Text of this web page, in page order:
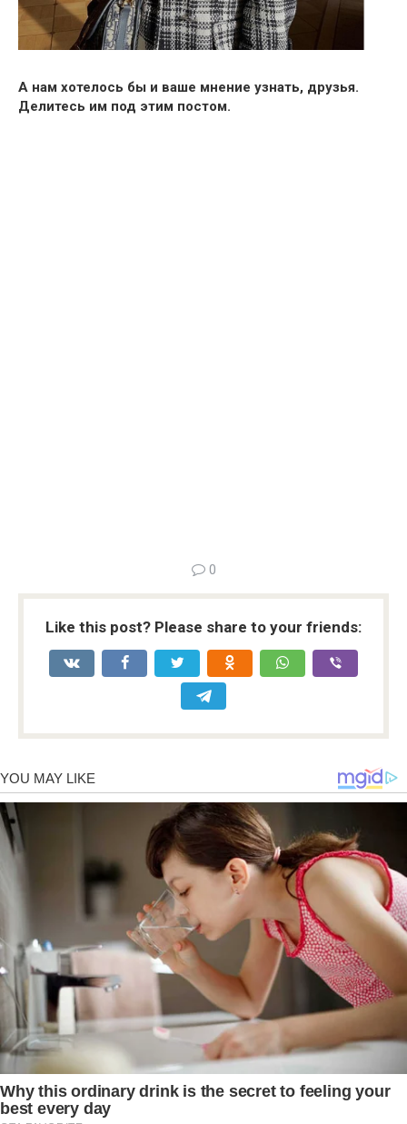
А нам хотелось бы и ваше мнение узнать, друзья.
Делитесь им под этим постом.
0
Like this post? Please share to your friends: